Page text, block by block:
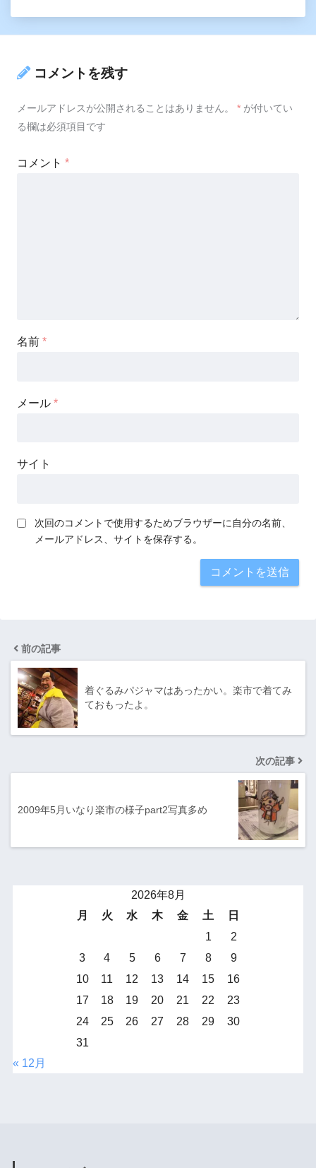
コメントを残す
メールアドレスが公開されることはありません。 * が付いてい
る欄は必須項目です
コメント *
名前 *
メール *
サイト
次回のコメントで使用するためブラウザーに自分の名前、
メールアドレス、サイトを保存する。
前の記事
着ぐるみパジャマはあったかい。楽市で着てみ
ておもったよ。
次の記事
2009年5月いなり楽市の様子part2写真多め
2026年8月
月
火 水 木 金 土
日
1
2
3
4 5 6 7 8
9
10
11 12 13 14 15
16
17
18 19 20 21 22
23
24
25 26 27 28 29
30
31
« 12月